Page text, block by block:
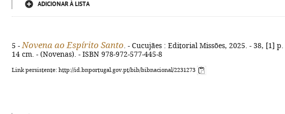
ADICIONAR À LISTA
5 - Novena ao Espírito Santo . - Cucujães : Editorial Missões, 2025. - 38, [1] p.
14 cm. - (Novenas). - ISBN 978-972-577-445-8
Link persistente: http://id.bnportugal.gov.pt/bib/bibnacional/2231273